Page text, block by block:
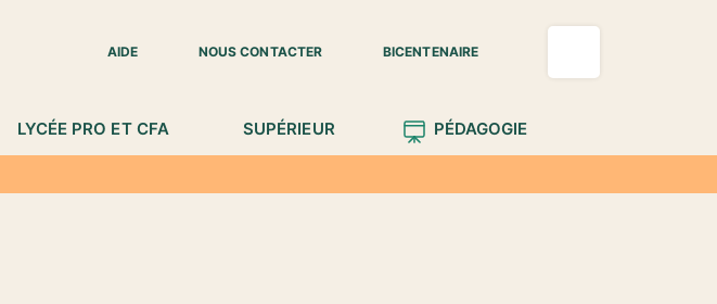
AIDE
NOUS CONTACTER BICENTENAIRE
LYCÉE PRO ET CFA SUPÉRIEUR PÉDAGOGIE